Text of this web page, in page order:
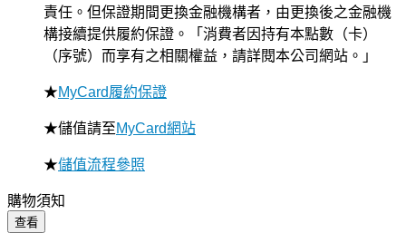
責任。但保證期間更換金融機構者，由更換後之金融機
構接續提供履約保證。「消費者因持有本點數（卡）
（序號）而享有之相關權益，請詳閱本公司網站。」
★MyCard履約保證
★儲值請至MyCard網站
★儲值流程參照
購物須知
查看